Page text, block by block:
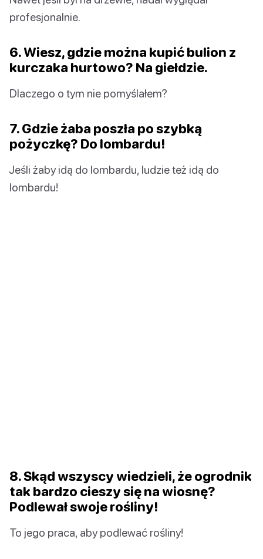
profesjonalnie.
6. Wiesz, gdzie można kupić bulion z
kurczaka hurtowo? Na giełdzie.
Dlaczego o tym nie pomyślałem?
7. Gdzie żaba poszła po szybką
pożyczkę? Do lombardu!
Jeśli żaby idą do lombardu, ludzie też idą do
lombardu!
8. Skąd wszyscy wiedzieli, że ogrodnik
tak bardzo cieszy się na wiosnę?
Podlewał swoje rośliny!
To jego praca, aby podlewać rośliny!